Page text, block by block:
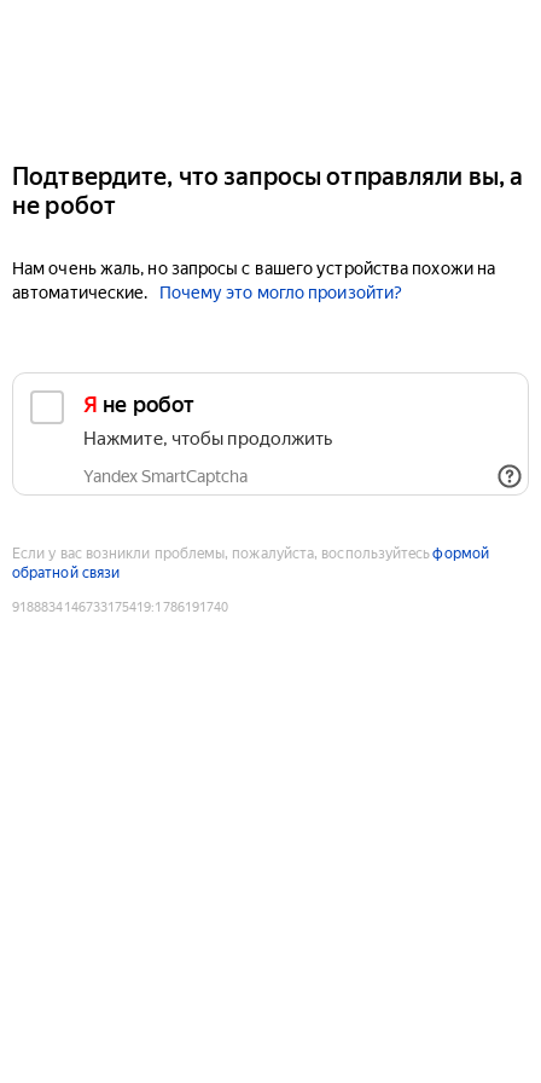
Подтвердите, что запросы отправляли вы, а
не робот
Нам очень жаль, но запросы с вашего устройства похожи на
автоматические.
Почему это могло произойти?
Я не робот
Нажмите, чтобы продолжить
Yandex SmartCaptcha
Если у вас возникли проблемы, пожалуйста, воспользуйтесьформой
обратной связи
9188834146733175419:1786191740